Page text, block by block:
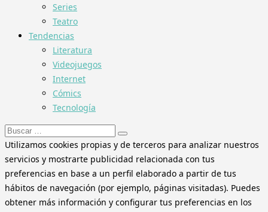
Series
Teatro
Tendencias
Literatura
Videojuegos
Internet
Cómics
Tecnología
Buscar:
Utilizamos cookies propias y de terceros para analizar nuestros
servicios y mostrarte publicidad relacionada con tus
preferencias en base a un perfil elaborado a partir de tus
hábitos de navegación (por ejemplo, páginas visitadas). Puedes
obtener más información y configurar tus preferencias en los